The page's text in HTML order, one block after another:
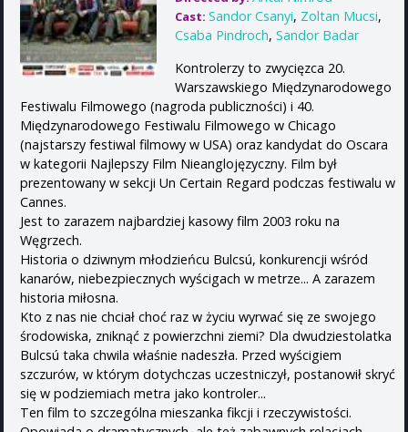
Cast: Sandor Csanyi, Zoltan Mucsi,
Csaba Pindroch, Sandor Badar
Kontrolerzy to zwycięzca 20.
Warszawskiego Międzynarodowego
Festiwalu Filmowego (nagroda publiczności) i 40.
Międzynarodowego Festiwalu Filmowego w Chicago
(najstarszy festiwal filmowy w USA) oraz kandydat do Oscara
w kategorii Najlepszy Film Nieanglojęzyczny. Film był
prezentowany w sekcji Un Certain Regard podczas festiwalu w
Cannes.
Jest to zarazem najbardziej kasowy film 2003 roku na
Węgrzech.
Historia o dziwnym młodzieńcu Bulcsú, konkurencji wśród
kanarów, niebezpiecznych wyścigach w metrze... A zarazem
historia miłosna.
Kto z nas nie chciał choć raz w życiu wyrwać się ze swojego
środowiska, zniknąć z powierzchni ziemi? Dla dwudziestolatka
Bulcsú taka chwila właśnie nadeszła. Przed wyścigiem
szczurów, w którym dotychczas uczestniczył, postanowił skryć
się w podziemiach metra jako kontroler...
Ten film to szczególna mieszanka fikcji i rzeczywistości.